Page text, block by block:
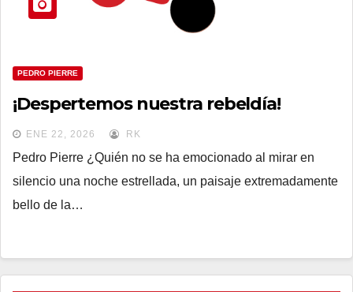
PEDRO PIERRE
¡Despertemos nuestra rebeldía!
ENE 22, 2026 RK
Pedro Pierre ¿Quién no se ha emocionado al mirar en
silencio una noche estrellada, un paisaje extremadamente
bello de la…